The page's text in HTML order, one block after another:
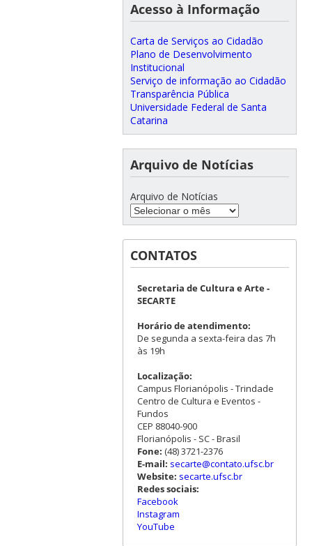
Acesso à Informação
Carta de Serviços ao Cidadão
Plano de Desenvolvimento
Institucional
Serviço de informação ao Cidadão
Transparência Pública
Universidade Federal de Santa
Catarina
Arquivo de Notícias
Arquivo de Notícias
CONTATOS
Secretaria de Cultura e Arte -
SECARTE
Horário de atendimento:
De segunda a sexta-feira das 7h
às 19h
Localização:
Campus Florianópolis - Trindade
Centro de Cultura e Eventos -
Fundos
CEP 88040-900
Florianópolis - SC - Brasil
Fone: (48) 3721-2376
E-mail: secarte@contato.ufsc.br
Website: secarte.ufsc.br
Redes sociais:
Facebook
Instagram
YouTube